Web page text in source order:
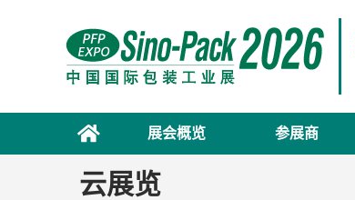
展会概览 参展商
云展览